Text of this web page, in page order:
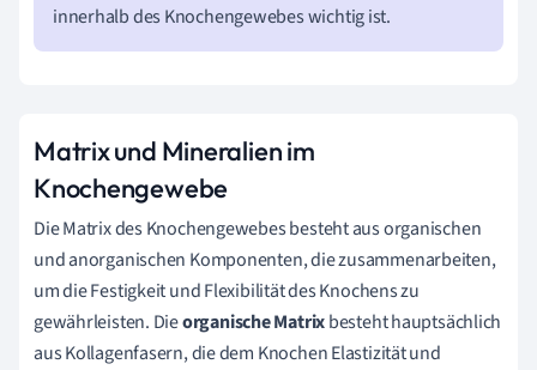
innerhalb des Knochengewebes wichtig ist.
Matrix und Mineralien im
Knochengewebe
Die Matrix des Knochengewebes besteht aus organischen
und anorganischen Komponenten, die zusammenarbeiten,
um die Festigkeit und Flexibilität des Knochens zu
gewährleisten. Dieorganische Matrixbesteht hauptsächlich
aus Kollagenfasern, die dem Knochen Elastizität und